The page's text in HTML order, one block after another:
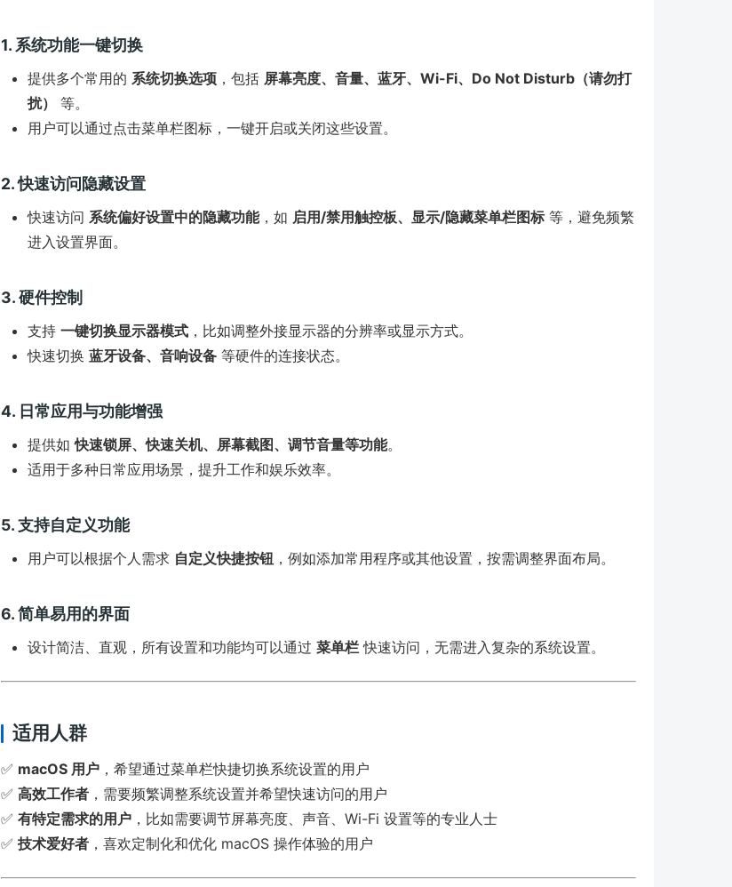
1. 系统功能一键切换
提供多个常用的 系统切换选项 ，包括 屏幕亮度、音量、蓝牙、Wi-Fi、Do Not Disturb（请勿打
扰）
等。
用户可以通过点击菜单栏图标，一键开启或关闭这些设置。
2. 快速访问隐藏设置
快速访问 系统偏好设置中的隐藏功能，如 启用/禁用触控板、显示/隐藏菜单栏图标等，避免频繁
进入设置界面。
3. 硬件控制
支持 一键切换显示器模式 ，比如调整外接显示器的分辨率或显示方式。
快速切换 蓝牙设备、音响设备 等硬件的连接状态。
4. 日常应用与功能增强
提供如快速锁屏、快速关机、屏幕截图、调节音量等功能。
适用于多种日常应用场景，提升工作和娱乐效率。
5. 支持自定义功能
用户可以根据个人需求 自定义快捷按钮 ，例如添加常用程序或其他设置，按需调整界面布局。
6. 简单易用的界面
设计简洁、直观，所有设置和功能均可以通过 菜单栏 快速访问，无需进入复杂的系统设置。
适用人群
✅ macOS 用户 ，希望通过菜单栏快捷切换系统设置的用户
✅ 高效工作者 ，需要频繁调整系统设置并希望快速访问的用户
✅ 有特定需求的用户 ，比如需要调节屏幕亮度、声音、Wi-Fi 设置等的专业人士
✅ 技术爱好者 ，喜欢定制化和优化 macOS 操作体验的用户